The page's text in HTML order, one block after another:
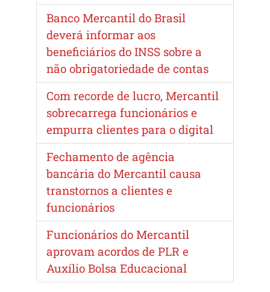
Banco Mercantil do Brasil
deverá informar aos
beneficiários do INSS sobre a
não obrigatoriedade de contas
Com recorde de lucro, Mercantil
sobrecarrega funcionários e
empurra clientes para o digital
Fechamento de agência
bancária do Mercantil causa
transtornos a clientes e
funcionários
Funcionários do Mercantil
aprovam acordos de PLR e
Auxílio Bolsa Educacional